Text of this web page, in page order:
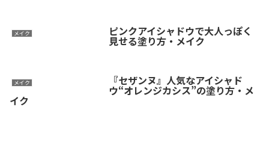
メイク ピンクアイシャドウで大人っぽく
見せる塗り方・メイク
メイク 『セザンヌ』人気なアイシャド
ウ“オレンジカシス”の塗り方・メ
イク